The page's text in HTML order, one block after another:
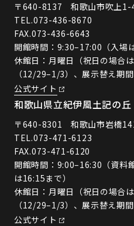
〒640-8137 和歌山市吹上1-
TEL.073-436-8670
FAX.073-436-6643
開館時間：9:30–17:00（入場
休館日：月曜日（祝日の場合
（12/29–1/3）、展示替え期間
公式サイト
和歌山県立紀伊風土記の丘
〒640-8301 和歌山市岩橋
TEL.073-471-6123
FAX.073-471-6120
開館時間：9:00–16:30（資料
は16:15まで）
休館日：月曜日（祝日の場合
（12/29–1/3）、展示替え期間
公式サイト